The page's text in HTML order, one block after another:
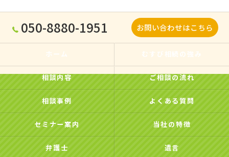
050-8880-1951 お問い合わせはこちら
ホーム むすび相続の強み
相談内容 ご相談の流れ
相談事例 よくある質問
セミナー案内 当社の特徴
弁護士 遺言